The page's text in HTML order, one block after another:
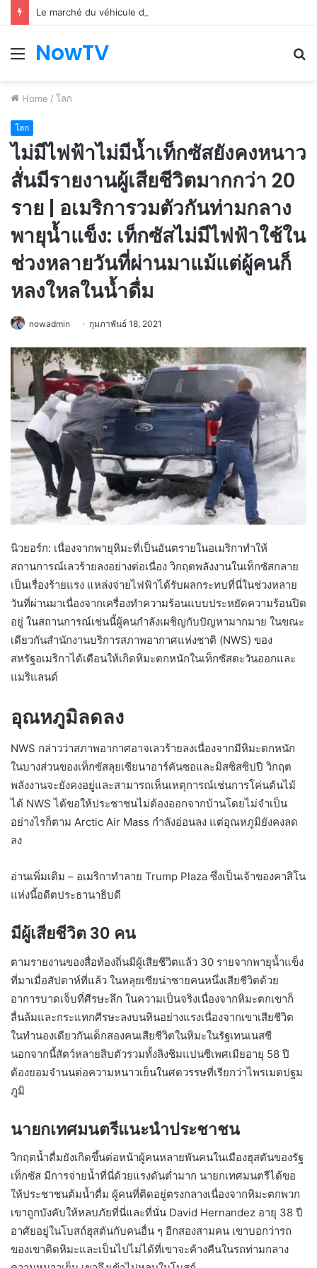
Le marché du véhicule d’occasion en plein essor
Menu
NowTV
Home / โลก
โลก
ไม่มีไฟฟ้าไม่มีน้ำเท็กซัสยังคงหนาว
สั่นมีรายงานผู้เสียชีวิตมากกว่า 20
ราย | อเมริการวมตัวกันท่ามกลาง
พายุน้ำแข็ง: เท็กซัสไม่มีไฟฟ้าใช้ใน
ช่วงหลายวันที่ผ่านมาแม้แต่ผู้คนก็
หลงใหลในน้ำดื่ม
nowadmin กุมภาพันธ์ 18, 2021
นิวยอร์ก: เนื่องจากพายุหิมะที่เป็นอันตรายในอเมริกาทำให้
สถานการณ์เลวร้ายลงอย่างต่อเนื่อง วิกฤตพลังงานในเท็กซัสกลาย
เป็นเรื่องร้ายแรง แหล่งจ่ายไฟฟ้าได้รับผลกระทบที่นี่ในช่วงหลาย
วันที่ผ่านมาเนื่องจากเครื่องทำความร้อนแบบประหยัดความร้อนปิด
อยู่ ในสถานการณ์เช่นนี้ผู้คนกำลังเผชิญกับปัญหามากมาย ในขณะ
เดียวกันสำนักงานบริการสภาพอากาศแห่งชาติ (NWS) ของ
สหรัฐอเมริกาได้เตือนให้เกิดหิมะตกหนักในเท็กซัสตะวันออกและ
แมริแลนด์
อุณหภูมิลดลง
NWS กล่าวว่าสภาพอากาศอาจเลวร้ายลงเนื่องจากมีหิมะตกหนัก
ในบางส่วนของเท็กซัสลุยเซียนาอาร์คันซอและมิสซิสซิปปี วิกฤต
พลังงานจะยังคงอยู่และสามารถเห็นเหตุการณ์เช่นการโค่นต้นไม้
ได้ NWS ได้ขอให้ประชาชนไม่ต้องออกจากบ้านโดยไม่จำเป็น
อย่างไรก็ตาม Arctic Air Mass กำลังอ่อนลง แต่อุณหภูมิยังคงลด
ลง
อ่านเพิ่มเติม – อเมริกาทำลาย Trump Plaza ซึ่งเป็นเจ้าของคาสิโน
แห่งนี้อดีตประธานาธิบดี
มีผู้เสียชีวิต 30 คน
ตามรายงานของสื่อท้องถิ่นมีผู้เสียชีวิตแล้ว 30 รายจากพายุน้ำแข็ง
ที่มาเมื่อสัปดาห์ที่แล้ว ในหลุยเซียน่าชายคนหนึ่งเสียชีวิตด้วย
อาการบาดเจ็บที่ศีรษะลึก ในความเป็นจริงเนื่องจากหิมะตกเขาก็
ลื่นล้มและกระแทกศีรษะลงบนหินอย่างแรงเนื่องจากเขาเสียชีวิต
ในทำนองเดียวกันเด็กสองคนเสียชีวิตในหิมะในรัฐเทนเนสซี
นอกจากนี้สัตว์หลายสิบตัวรวมทั้งลิงชิมแปนซีเพศเมียอายุ 58 ปี
ต้องยอมจำนนต่อความหนาวเย็นในศตวรรษที่เรียกว่าไพรเมตปฐม
ภูมิ
นายกเทศมนตรีแนะนำประชาชน
วิกฤตน้ำดื่มยังเกิดขึ้นต่อหน้าผู้คนหลายพันคนในเมืองฮุสตันของรัฐ
เท็กซัส มีการจ่ายน้ำที่นี่ด้วยแรงดันต่ำมาก นายกเทศมนตรีได้ขอ
ให้ประชาชนต้มน้ำดื่ม ผู้คนที่ติดอยู่ตรงกลางเนื่องจากหิมะตกพวก
เขาถูกบังคับให้หลบภัยที่นี่และที่นั่น David Hernandez อายุ 38 ปี
อาศัยอยู่ในโบสถ์ฮุสตันกับคนอื่น ๆ อีกสองสามคน เขาบอกว่ารถ
ของเขาติดหิมะและเป็นไปไม่ได้ที่เขาจะค้างคืนในรถท่ามกลาง